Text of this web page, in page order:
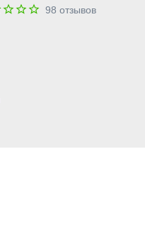
98 отзывов